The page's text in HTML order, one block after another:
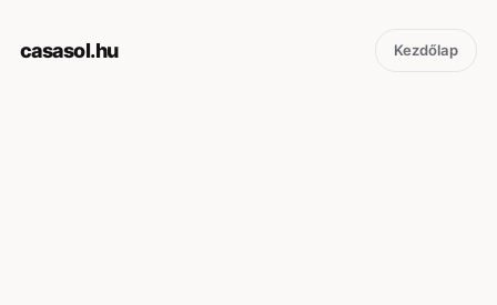
casasol.hu Kezdőlap